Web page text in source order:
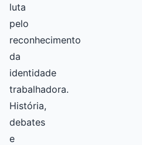
luta
pelo
reconhecimento
da
identidade
trabalhadora.
História,
debates
e